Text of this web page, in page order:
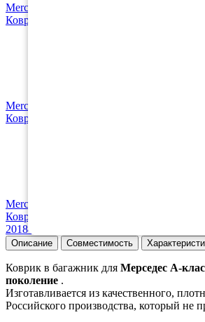
Mercedes-Benz
Коврики в салон Mercedes-Benz A-Class
Mercedes-Benz
Коврики в салон Mercedes-Benz A-Class
Mercedes-Benz
Коврик в багажник Mercedes-Benz A-
2018-н.в. хэтчбек
Описание Совместимость
Коврик в багажник для Мерседес А-
поколение .
Изготавливается из качественного,
Российского производства, который не